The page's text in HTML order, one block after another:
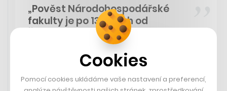
„Pověst Národohospodářské
fakulty je po 13 letech od
Ševčíkova prvního nástupu do
funkce děkana zničená
dostatečně. VŠE může ukázat, že
umí konat.“
- Redaktor CzechCrunche a absolvent NF VŠE Peter Brejčák k odvolání
Cookies
Pomocí cookies ukládáme vaše nastavení a preferencí,